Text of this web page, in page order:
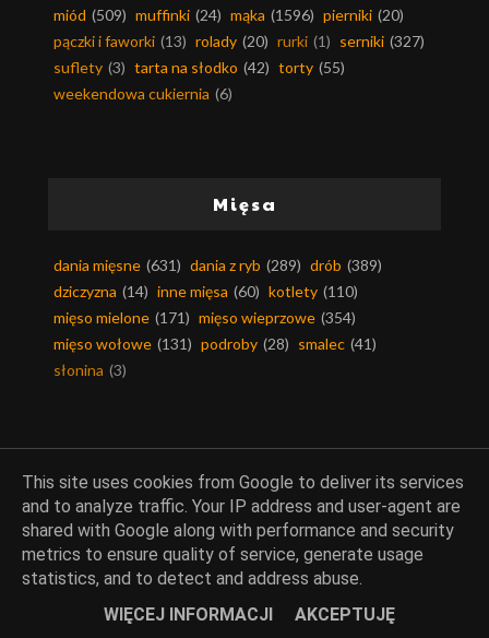
miód (509) muffinki (24) mąka (1596) pierniki (20)
pączki i faworki (13) rolady (20) rurki (1) serniki (327)
suflety (3) tarta na słodko (42) torty (55)
weekendowa cukiernia (6)
Mięsa
dania mięsne (631) dania z ryb (289) drób (389)
dziczyzna (14) inne mięsa (60) kotlety (110)
mięso mielone (171) mięso wieprzowe (354)
mięso wołowe (131) podroby (28) smalec (41)
słonina (3)
Kuchnie świata
kuchnia arabska (49) kuchnia afryki (6)
kuchnia ajurwedyjska
(2) kuchnia alaski
kuchnia andaluzji (13) kuchnia angielska (24)
This site uses cookies from Google to deliver its services
and to analyze traffic. Your IP address and user-agent are
shared with Google along with performance and security
metrics to ensure quality of service, generate usage
statistics, and to detect and address abuse.
WIĘCEJ INFORMACJI
AKCEPTUJĘ